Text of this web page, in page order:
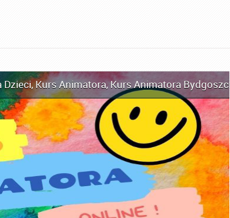
Dzieci,Kurs Animatora,Kurs Animatora Bydgoszcz